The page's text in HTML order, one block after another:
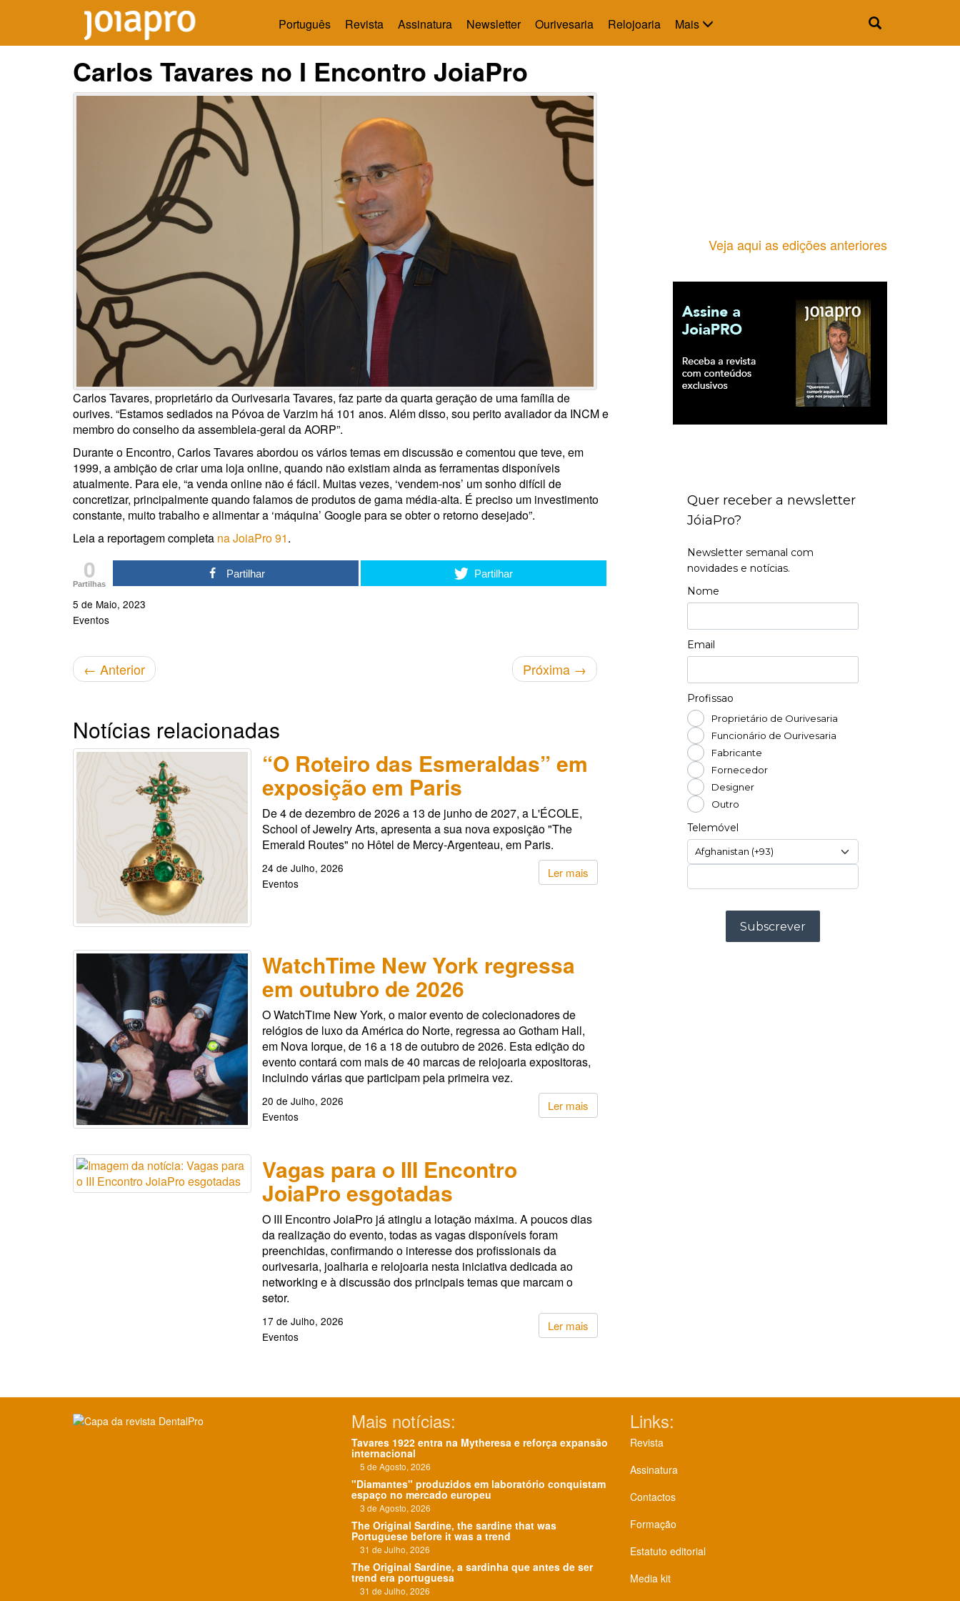
Mais
Português Revista Assinatura Newsletter Ourivesaria Relojoaria
Carlos Tavares no I Encontro JoiaPro
Carlos Tavares, proprietário da Ourivesaria Tavares, faz parte da quarta geração de uma família de
ourives. “Estamos sediados na Póvoa de Varzim há 101 anos. Além disso, sou perito avaliador da INCM e
membro do conselho da assembleia-geral da AORP”.
Durante o Encontro, Carlos Tavares abordou os vários temas em discussão e comentou que teve, em
1999, a ambição de criar uma loja online, quando não existiam ainda as ferramentas disponíveis
atualmente. Para ele, “a venda online não é fácil. Muitas vezes, ‘vendem-nos’ um sonho difícil de
concretizar, principalmente quando falamos de produtos de gama média-alta. É preciso um investimento
constante, muito trabalho e alimentar a ‘máquina’ Google para se obter o retorno desejado”.
Leia a reportagem completa na JoiaPro 91.
0
Partilhas
Partilhar Partilhar
5 de Maio, 2023
Eventos
← Anterior Próxima →
Veja aqui as edições anteriores
Notícias relacionadas
“O Roteiro das Esmeraldas” em
exposição em Paris
De 4 de dezembro de 2026 a 13 de junho de 2027, a L'ÉCOLE,
School of Jewelry Arts, apresenta a sua nova exposição "The
Emerald Routes" no Hôtel de Mercy-Argenteau, em Paris.
Ler mais
24 de Julho, 2026
Eventos
WatchTime New York regressa
em outubro de 2026
O WatchTime New York, o maior evento de colecionadores de
relógios de luxo da América do Norte, regressa ao Gotham Hall,
em Nova Iorque, de 16 a 18 de outubro de 2026. Esta edição do
evento contará com mais de 40 marcas de relojoaria expositoras,
incluindo várias que participam pela primeira vez.
Ler mais
20 de Julho, 2026
Eventos
Vagas para o III Encontro
JoiaPro esgotadas
O III Encontro JoiaPro já atingiu a lotação máxima. A poucos dias
da realização do evento, todas as vagas disponíveis foram
preenchidas, confirmando o interesse dos profissionais da
ourivesaria, joalharia e relojoaria nesta iniciativa dedicada ao
networking e à discussão dos principais temas que marcam o
setor.
Ler mais
17 de Julho, 2026
Eventos
Mais notícias:
Tavares 1922 entra na Mytheresa e reforça expansão
internacional
5 de Agosto, 2026
"Diamantes" produzidos em laboratório conquistam
espaço no mercado europeu
3 de Agosto, 2026
The Original Sardine, the sardine that was
Portuguese before it was a trend
31 de Julho, 2026
The Original Sardine, a sardinha que antes de ser
trend era portuguesa
31 de Julho, 2026
Links:
Revista
Assinatura
Contactos
Formação
Estatuto editorial
Media kit